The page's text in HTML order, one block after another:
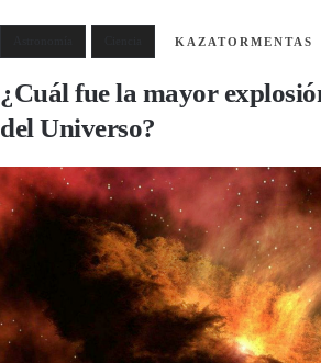
KAZATORMENTAS
¿Cuál fue la mayor
del Universo?